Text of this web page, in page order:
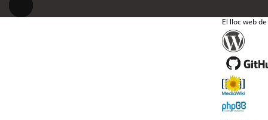
El lloc web